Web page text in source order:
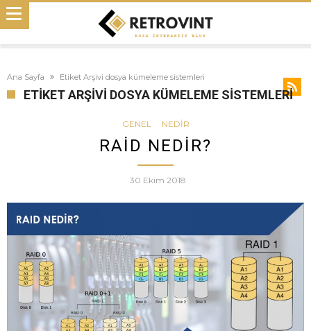
Ana Sayfa Etiket Arşivi dosya kümeleme sistemleri
ETIKET ARŞIVI DOSYA KÜMELEME SISTEMLERI
GENEL NEDIR
RAID NEDIR?
30 Ekim 2018